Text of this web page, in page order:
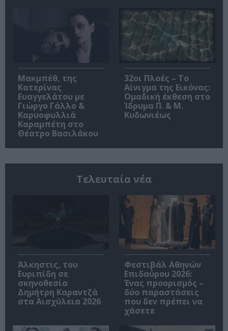
Μακμπέθ, της
Κατερίνας
Ευαγγελάτου με
Γιώργο Γάλλο &
Καρυοφυλλιά
Καραμπέτη στο
Θέατρο Βασιλάκου
32οι Πλοές – Το
Αίνιγμα της Εικόνας:
Ομαδική έκθεση στο
Ίδρυμα Π. & Μ.
Κυδωνιέως
Τελευταία νέα
Άλκηστις, του
Ευριπίδη σε
σκηνοθεσία
Δημήτρη Καραντζά
στα Αισχύλεια 2026
Φεστιβάλ Αθηνών
Επιδαύρου 2026:
Ένας προορισμός –
δύο παραστάσεις
που δεν πρέπει να
χάσετε